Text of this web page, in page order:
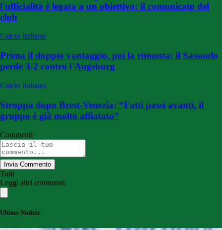
l'ufficialità è legata a un obiettivo: il comunicato del
club
Calcio Italiano
Prima il doppio vantaggio, poi la rimonta: il Sassuolo
perde 3-2 contro l'Augsburg
Calcio Italiano
Stroppa dopo Brest-Venezia: “Fatti passi avanti, il
gruppo è già molto affiatato”
Commenti
Invia Commento
Tutti
Leggi altri commenti
Ultime Notizie